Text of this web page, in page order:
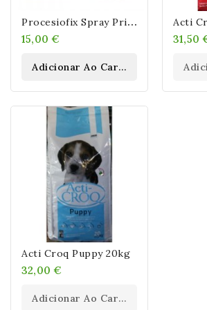
P
Rocesiofix Spray Primeros Auxilios Contra Procesionaria En Perros
15,00 €
Adicionar Ao Carrinho
Acti
31,50
Acti Croq Puppy 20kg
32,00 €
Adicionar Ao Carrinho